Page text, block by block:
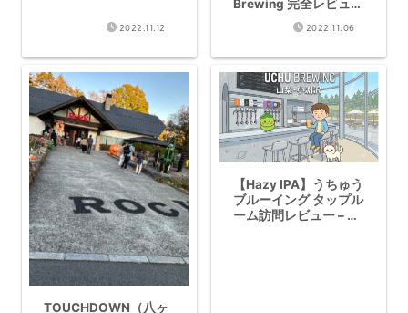
2022.11.12
Brewing 完全レビュー
– 丹羽醸造家の世界観
と多彩なビアスタイル
2022.11.06
TOUCHDOWN（八ヶ
【Hazy IPA】うちゅう
ブルーイング タップル
ーム訪問レビュー – 山